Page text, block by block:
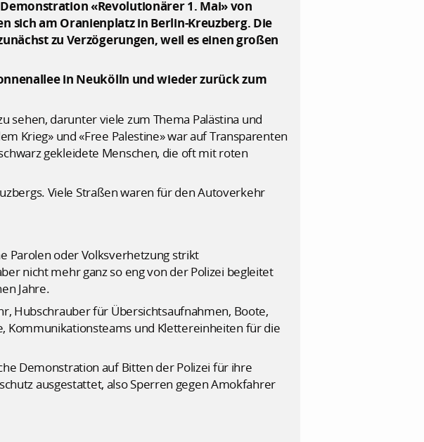
«Revolutionärer 1. Mai» von
sich am Oranienplatz in Berlin-Kreuzberg. Die
zu Verzögerungen, weil es einen großen
in Neukölln und wieder zurück zum
sehen, darunter viele zum Thema Palästina und
Krieg» und «Free Palestine» war auf Transparenten
gekleidete Menschen, die oft mit roten
Viele Straßen waren für den Autoverkehr
Parolen oder Volksverhetzung strikt
nicht mehr ganz so eng von der Polizei begleitet
Jahre.
Hubschrauber für Übersichtsaufnahmen, Boote,
Kommunikationsteams und Klettereinheiten für die
Demonstration auf Bitten der Polizei für ihre
ausgestattet, also Sperren gegen Amokfahrer